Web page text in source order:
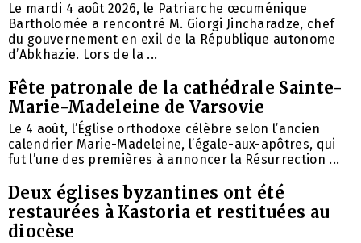
Le mardi 4 août 2026, le Patriarche œcuménique
Bartholomée a rencontré M. Giorgi Jincharadze, chef
du gouvernement en exil de la République autonome
d’Abkhazie. Lors de la ...
Fête patronale de la cathédrale Sainte-
Marie-Madeleine de Varsovie
Le 4 août, l’Église orthodoxe célèbre selon l’ancien
calendrier Marie-Madeleine, l’égale-aux-apôtres, qui
fut l’une des premières à annoncer la Résurrection ...
Deux églises byzantines ont été
restaurées à Kastoria et restituées au
diocèse